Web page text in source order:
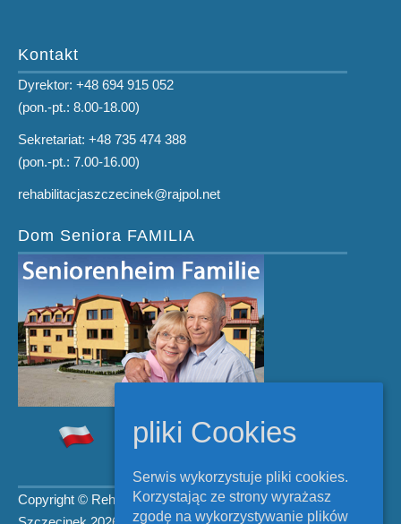
Kontakt
Dyrektor: +48 694 915 052
(pon.-pt.: 8.00-18.00)
Sekretariat: +48 735 474 388
(pon.-pt.: 7.00-16.00)
rehabilitacjaszczecinek@rajpol.net
Dom Seniora FAMILIA
Copyright © Rehabilitacja
pliki Cookies
Serwis wykorzystuje pliki cookies.
Korzystając ze strony wyrażasz
zgodę na wykorzystywanie plików